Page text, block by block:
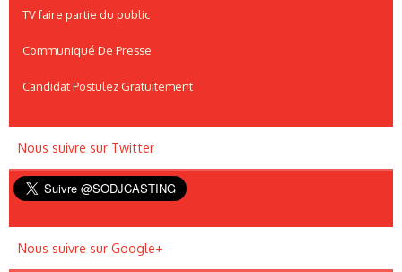
TV faire partie du public
Communiqué De Presse
Candidat Postulez Gratuitement
Nous suivre sur Twitter
Nous suivre sur Google+